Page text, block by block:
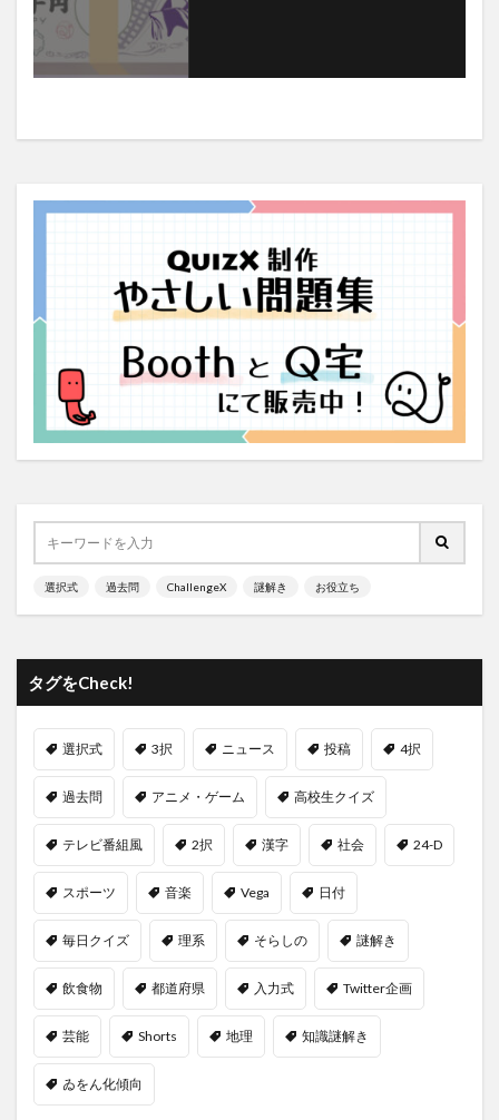
選択式 過去問 ChallengeX 謎解き お役立ち
タグをCheck!
選択式 3択 ニュース 投稿 4択
過去問 アニメ・ゲーム 高校生クイズ
テレビ番組風 2択 漢字 社会 24-D
スポーツ 音楽 Vega 日付
毎日クイズ 理系 そらしの 謎解き
飲食物 都道府県 入力式 Twitter企画
芸能 Shorts 地理 知識謎解き
ゐをん化傾向